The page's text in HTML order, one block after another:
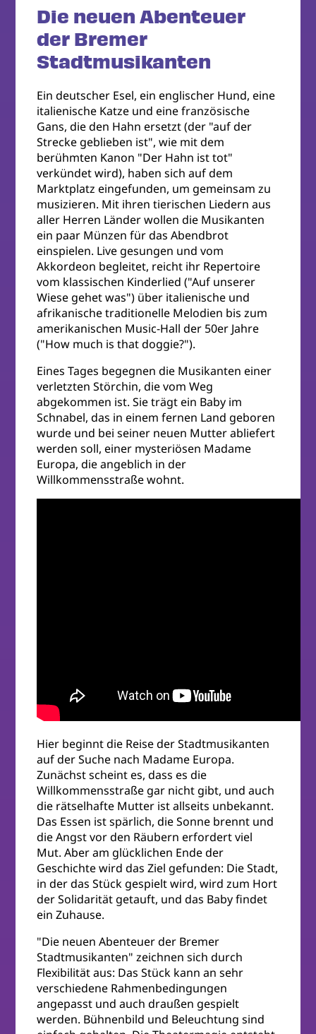
Die neuen Abenteuer
der Bremer
Stadtmusikanten
Ein deutscher Esel, ein englischer Hund, eine
italienische Katze und eine französische
Gans, die den Hahn ersetzt (der "auf der
Strecke geblieben ist", wie mit dem
berühmten Kanon "Der Hahn ist tot"
verkündet wird), haben sich auf dem
Marktplatz eingefunden, um gemeinsam zu
musizieren. Mit ihren tierischen Liedern aus
aller Herren Länder wollen die Musikanten
ein paar Münzen für das Abendbrot
einspielen. Live gesungen und vom
Akkordeon begleitet, reicht ihr Repertoire
vom klassischen Kinderlied ("Auf unserer
Wiese gehet was") über italienische und
afrikanische traditionelle Melodien bis zum
amerikanischen Music-Hall der 50er Jahre
("How much is that doggie?").
Eines Tages begegnen die Musikanten einer
verletzten Störchin, die vom Weg
abgekommen ist. Sie trägt ein Baby im
Schnabel, das in einem fernen Land geboren
wurde und bei seiner neuen Mutter abliefert
werden soll, einer mysteriösen Madame
Europa, die angeblich in der
Willkommensstraße wohnt.
Hier beginnt die Reise der Stadtmusikanten
auf der Suche nach Madame Europa.
Zunächst scheint es, dass es die
Willkommensstraße gar nicht gibt, und auch
die rätselhafte Mutter ist allseits unbekannt.
Das Essen ist spärlich, die Sonne brennt und
die Angst vor den Räubern erfordert viel
Mut. Aber am glücklichen Ende der
Geschichte wird das Ziel gefunden: Die Stadt,
in der das Stück gespielt wird, wird zum Hort
der Solidarität getauft, und das Baby findet
ein Zuhause.
"Die neuen Abenteuer der Bremer
Stadtmusikanten" zeichnen sich durch
Flexibilität aus: Das Stück kann an sehr
verschiedene Rahmenbedingungen
angepasst und auch draußen gespielt
werden. Bühnenbild und Beleuchtung sind